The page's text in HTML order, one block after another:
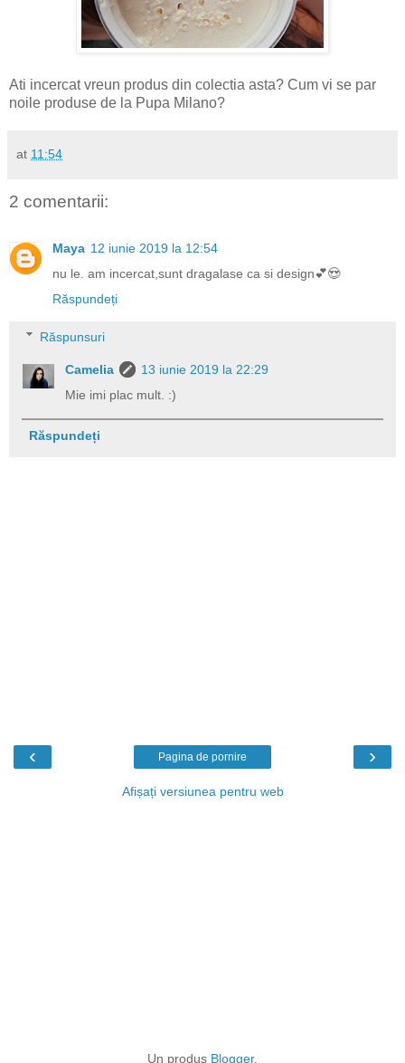
Ati incercat vreun produs din colectia asta? Cum vi se par
noile produse de la Pupa Milano?
at 11:54
2 comentarii:
Maya 12 iunie 2019 la 12:54
nu le. am incercat,sunt dragalase ca si design💕😍
Răspundeți
Răspunsuri
Camelia
13 iunie 2019 la 22:29
Mie imi plac mult. :)
Răspundeți
‹ ›
Pagina de pornire
Afișați versiunea pentru web
Un produs Blogger.